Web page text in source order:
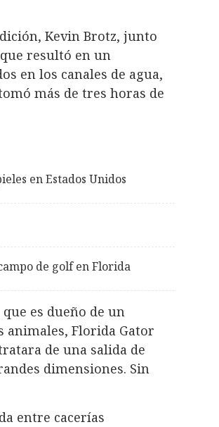
Kevin Brotz, junto
resultó en un
en los canales de agua,
más de tres horas de
en Estados Unidos
de golf en Florida
es dueño de un
animales, Florida Gator
de una salida de
dimensiones. Sin
entre cacerías